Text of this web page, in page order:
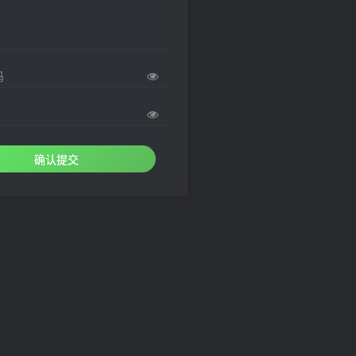
确认提交